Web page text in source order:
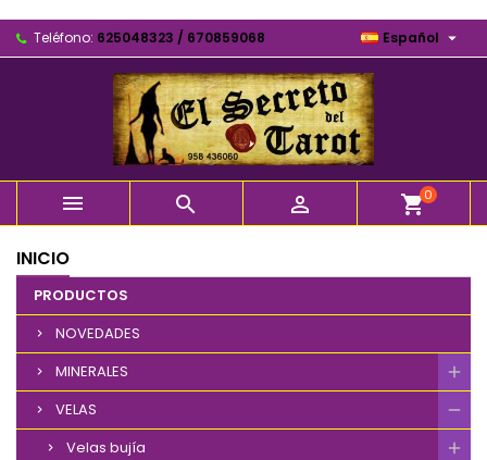
Teléfono: 625048323 / 670859068 Español 
   shopping_cart0
INICIO
PRODUCTOS
NOVEDADES
MINERALES
VELAS
Velas bujía